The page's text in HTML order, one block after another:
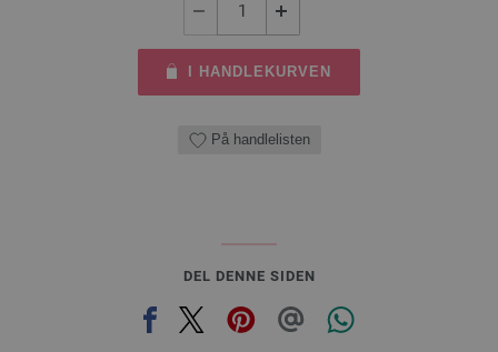
I HANDLEKURVEN
På handlelisten
DEL DENNE SIDEN